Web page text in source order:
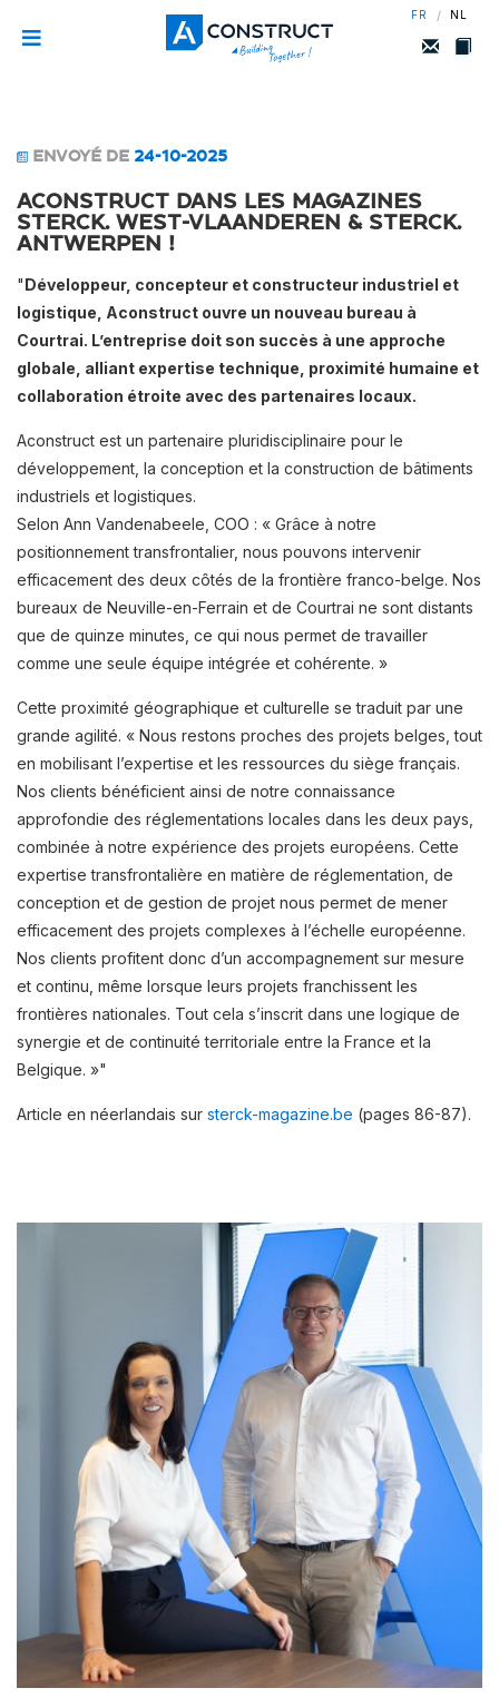
NL
/
FR
ENVOYÉ DE 24-10-2025
Aconstruct dans les magazines
STERCK. West-Vlaanderen & STERCK.
Antwerpen !
"Développeur, concepteur et constructeur industriel et
logistique, Aconstruct ouvre un nouveau bureau à
Courtrai. L’entreprise doit son succès à une approche
globale, alliant expertise technique, proximité humaine et
collaboration étroite avec des partenaires locaux.
Aconstruct est un partenaire pluridisciplinaire pour le
développement, la conception et la construction de bâtiments
industriels et logistiques.
Selon Ann Vandenabeele, COO : « Grâce à notre
positionnement transfrontalier, nous pouvons intervenir
efficacement des deux côtés de la frontière franco-belge. Nos
bureaux de Neuville-en-Ferrain et de Courtrai ne sont distants
que de quinze minutes, ce qui nous permet de travailler
comme une seule équipe intégrée et cohérente. »
Cette proximité géographique et culturelle se traduit par une
grande agilité. « Nous restons proches des projets belges, tout
en mobilisant l’expertise et les ressources du siège français.
Nos clients bénéficient ainsi de notre connaissance
approfondie des réglementations locales dans les deux pays,
combinée à notre expérience des projets européens. Cette
expertise transfrontalière en matière de réglementation, de
conception et de gestion de projet nous permet de mener
efficacement des projets complexes à l’échelle européenne.
Nos clients profitent donc d’un accompagnement sur mesure
et continu, même lorsque leurs projets franchissent les
frontières nationales. Tout cela s’inscrit dans une logique de
synergie et de continuité territoriale entre la France et la
Belgique. »"
Article en néerlandais sur sterck-magazine.be (pages 86-87).